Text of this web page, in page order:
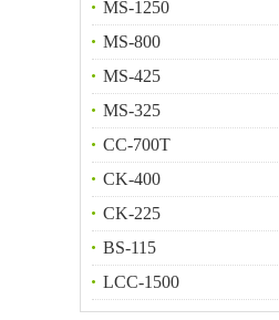
MS-1250
MS-800
MS-425
MS-325
CC-700T
CK-400
CK-225
BS-115
LCC-1500